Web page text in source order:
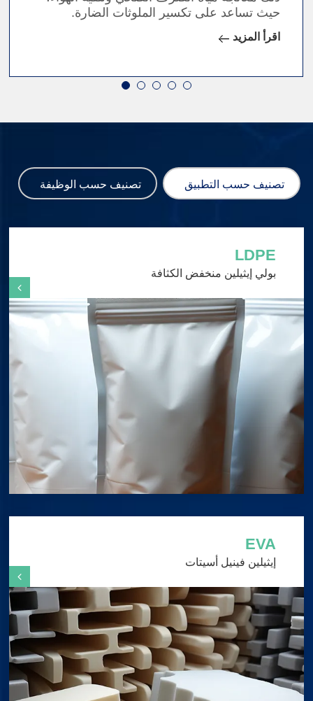
حيث تساعد على تكسير الملوثات الضارة.
اقرأ المزيد
تصنيف حسب التطبيق تصنيف حسب الوظيفة
LDPE
بولي إيثيلين منخفض الكثافة
EVA
إيثيلين فينيل أسيتات